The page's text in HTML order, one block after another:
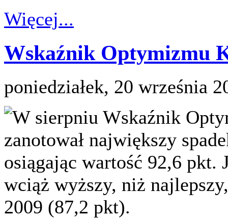
Więcej...
Wskaźnik Optymizmu
poniedziałek, 20 września
W sierpniu Wskaźnik
zanotował największy
osiągając wartość 92,6 pkt.
wciąż wyższy, niż
2009 (87,2 pkt).